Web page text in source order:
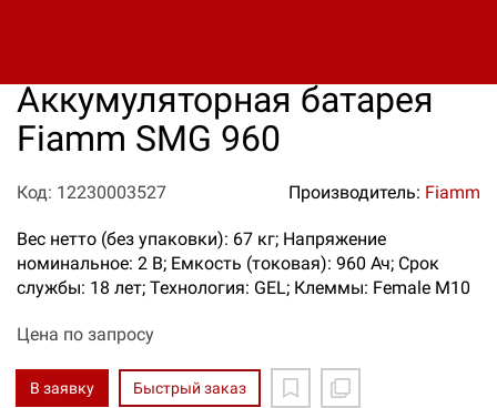
Аккумуляторная батарея
Fiamm SMG 960
Код: 12230003527 Производитель: Fiamm
Вес нетто (без упаковки): 67 кг; Напряжение
номинальное: 2 В; Емкость (токовая): 960 Ач; Срок
службы: 18 лет; Технология: GEL; Клеммы: Female M10
Цена по запросу
В заявку Быстрый заказ